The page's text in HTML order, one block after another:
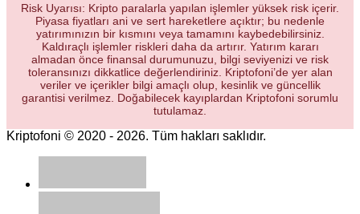
Risk Uyarısı: Kripto paralarla yapılan işlemler yüksek risk içerir.
Piyasa fiyatları ani ve sert hareketlere açıktır; bu nedenle
yatırımınızın bir kısmını veya tamamını kaybedebilirsiniz.
Kaldıraçlı işlemler riskleri daha da artırır. Yatırım kararı
almadan önce finansal durumunuzu, bilgi seviyenizi ve risk
toleransınızı dikkatlice değerlendiriniz. Kriptofoni’de yer alan
veriler ve içerikler bilgi amaçlı olup, kesinlik ve güncellik
garantisi verilmez. Doğabilecek kayıplardan Kriptofoni sorumlu
tutulamaz.
Kriptofoni © 2020 - 2026. Tüm hakları saklıdır.